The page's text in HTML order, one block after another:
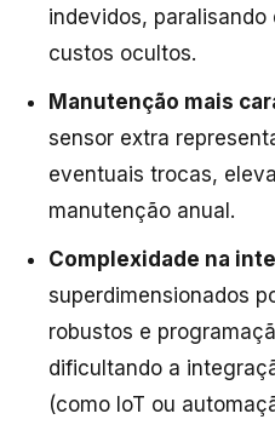
indevidos,
custos ocultos.
Manutenção mais
sensor extra
eventuais trocas,
manutenção anual.
Complexidade na
superdimensionados
robustos e
dificultando a
(como IoT ou